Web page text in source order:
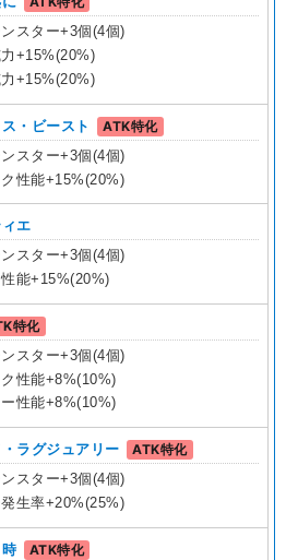
スター+3個(4個)
+15%(20%)
+15%(20%)
・ビースト
ATK特化
スター+3個(4個)
性能+15%(20%)
エ
スター+3個(4個)
能+15%(20%)
特化
スター+3個(4個)
性能+8%(10%)
性能+8%(10%)
ラグジュアリー
ATK特化
スター+3個(4個)
生率+20%(25%)
ATK特化